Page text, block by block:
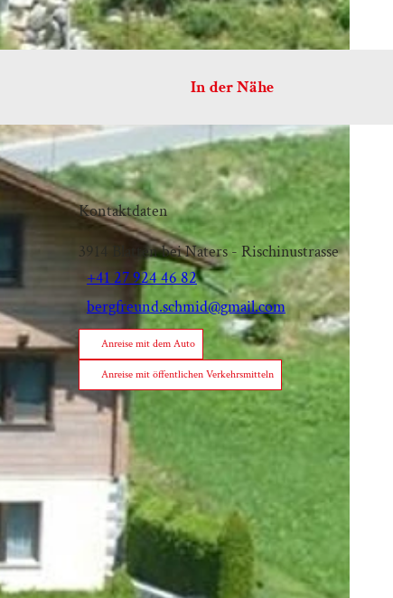
In der Nähe
Kontaktdaten
3914
Blatten bei Naters - Rischinustrasse
+41 27 924 46 82
bergfreund.schmid@gmail.com
Anreise mit dem Auto
Anreise mit öffentlichen Verkehrsmitteln